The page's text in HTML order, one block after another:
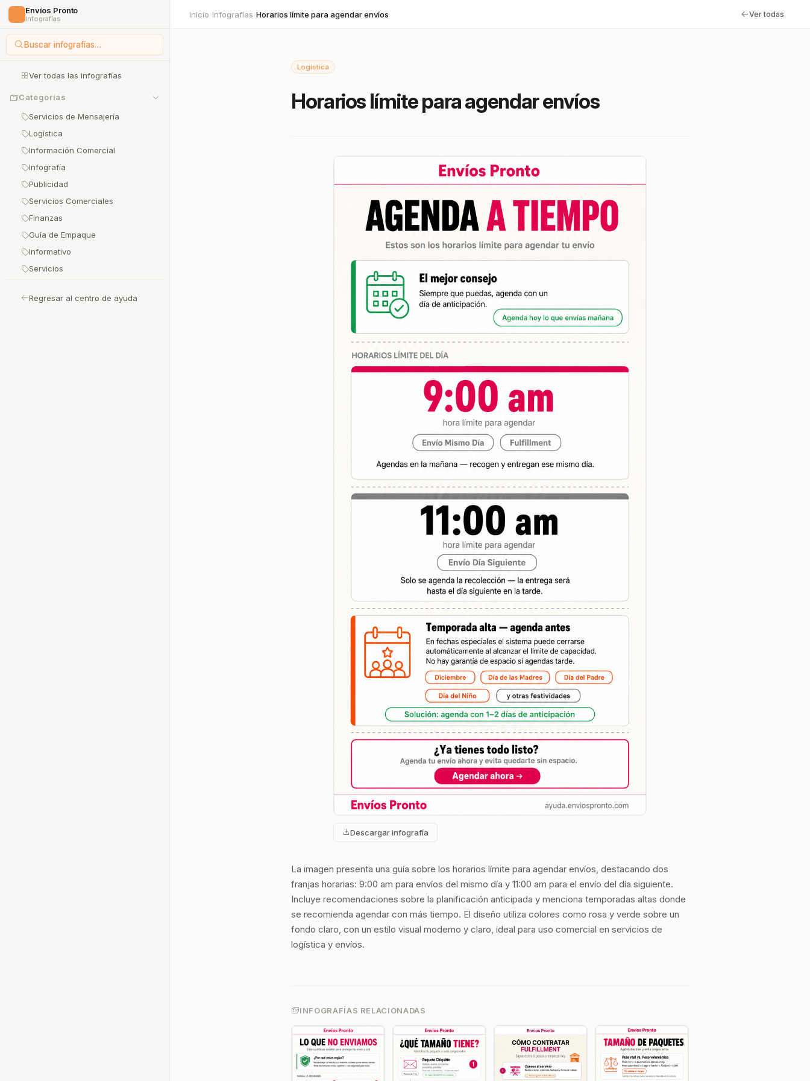
Envíos Pronto
Infografías
Buscar infografías…
Ver todas las infografías
Categorías
Servicios de Mensajería
Logística
Información Comercial
Infografía
Publicidad
Servicios Comerciales
Finanzas
Guía de Empaque
Informativo
Servicios
Regresar al centro de ayuda
Inicio› Infografías› Horarios límite para agendar envíos Ver todas
Logística
Horarios límite para agendar envíos
Descargar infografía
La imagen presenta una guía sobre los horarios límite para agendar envíos, destacando dos
franjas horarias: 9:00 am para envíos del mismo día y 11:00 am para el envío del día siguiente.
Incluye recomendaciones sobre la planificación anticipada y menciona temporadas altas donde
se recomienda agendar con más tiempo. El diseño utiliza colores como rosa y verde sobre un
fondo claro, con un estilo visual moderno y claro, ideal para uso comercial en servicios de
logística y envíos.
INFOGRAFÍAS RELACIONADAS